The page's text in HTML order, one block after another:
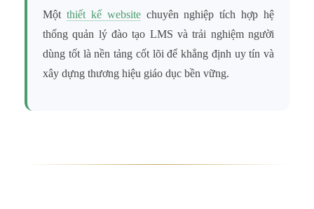
Một thiết kế websitechuyên nghiệp tích hợp hệ
thống quản lý đào tạo LMS và trải nghiệm người
dùng tốt là nền tảng cốt lõi để khẳng định uy tín và
xây dựng thương hiệu giáo dục bền vững.